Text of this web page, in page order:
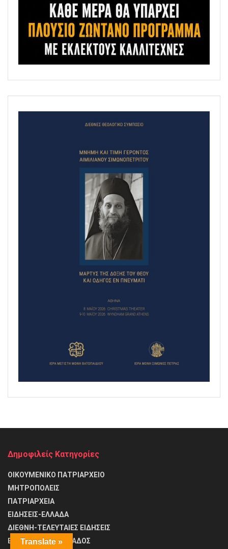
Δημοφιλείς Κατηγορίες
ΟΙΚΟΥΜΕΝΙΚΟ ΠΑΤΡΙΑΡΧΕΙΟ
ΜΗΤΡΟΠΟΛΕΙΣ
ΠΑΤΡΙΑΡΧΕΙΑ
ΕΙΔΗΣΕΙΣ-ΕΛΛΑΔΑ
ΔΙΕΘΝΗ-ΤΕΛΕΥΤΑΙΕΣ ΕΙΔΗΣΕΙΣ
ΕΚΚΛΗΣΙΑ ΤΗΣ ΕΛΛΑΔΟΣ
Translate »